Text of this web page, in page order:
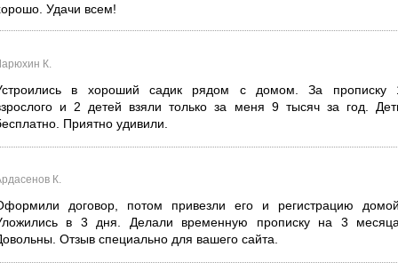
Удачи всем!
К.
в хороший садик рядом с домом. За прописку
и 2 детей взяли только за меня 9 тысяч за год.
Приятно удивили.
К.
договор, потом привезли его и регистрацию домой.
в 3 дня. Делали временную прописку на 3 месяца.
Отзыв специально для вашего сайта.